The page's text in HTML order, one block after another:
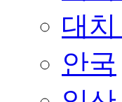
대
안국